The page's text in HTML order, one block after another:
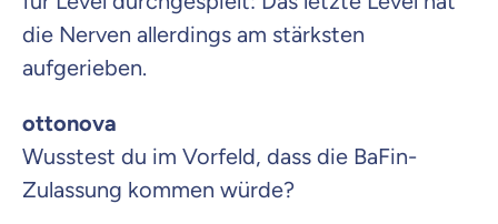
die Nerven allerdings am stärksten
aufgerieben.
ottonova
Wusstest du im Vorfeld, dass die BaFin-
Zulassung kommen würde?